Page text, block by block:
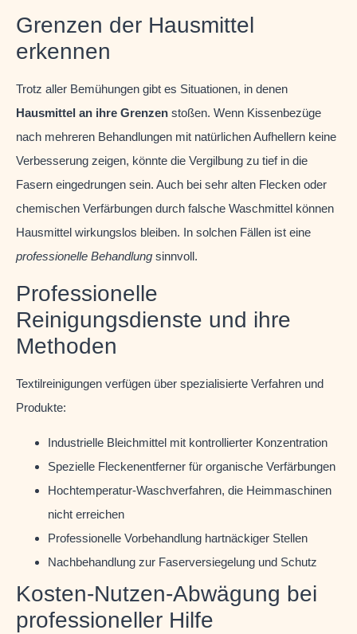
Grenzen der Hausmittel
erkennen
Trotz aller Bemühungen gibt es Situationen, in denen
Hausmittel an ihre Grenzen stoßen. Wenn Kissenbezüge
nach mehreren Behandlungen mit natürlichen Aufhellern keine
Verbesserung zeigen, könnte die Vergilbung zu tief in die
Fasern eingedrungen sein. Auch bei sehr alten Flecken oder
chemischen Verfärbungen durch falsche Waschmittel können
Hausmittel wirkungslos bleiben. In solchen Fällen ist eine
professionelle Behandlung sinnvoll.
Professionelle
Reinigungsdienste und ihre
Methoden
Textilreinigungen verfügen über spezialisierte Verfahren und
Produkte:
Industrielle Bleichmittel mit kontrollierter Konzentration
Spezielle Fleckenentferner für organische Verfärbungen
Hochtemperatur-Waschverfahren, die Heimmaschinen
nicht erreichen
Professionelle Vorbehandlung hartnäckiger Stellen
Nachbehandlung zur Faserversiegelung und Schutz
Kosten-Nutzen-Abwägung bei
professioneller Hilfe